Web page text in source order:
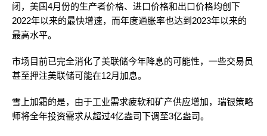
闭，美国4月份的生产者价格、进口价格和出口价格均创下
2022年以来的最快增速，而年度通胀率也达到2023年以来的
最高水平。
市场目前已完全消化了美联储今年降息的可能性，一些交易员
甚至押注美联储可能在12月加息。
雪上加霜的是，由于工业需求疲软和矿产供应增加，瑞银策略
师将全年投资需求从超过4亿盎司下调至3亿盎司。